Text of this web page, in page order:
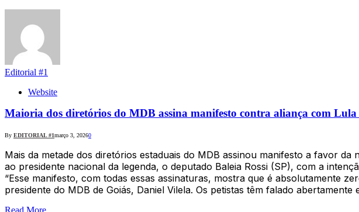
Editorial #1
Website
Maioria dos diretórios do MDB assina manifesto contra aliança com
By EDITORIAL #1março 3, 20260
Mais da metade dos diretórios estaduais do MDB assinou manifesto a favor
ao presidente nacional da legenda, o deputado Baleia Rossi (SP), com a
“Esse manifesto, com todas essas assinaturas, mostra que é absolutamente
presidente do MDB de Goiás, Daniel Vilela. Os petistas têm falado
Read More